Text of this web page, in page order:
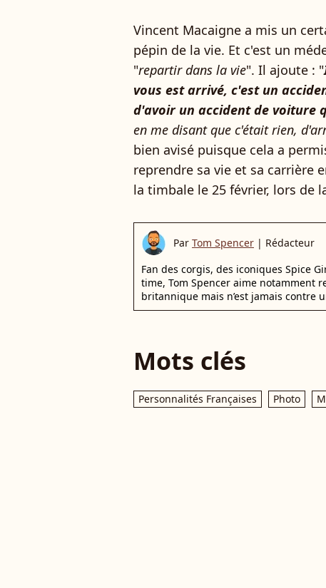
Vincent Macaigne a mis un
pépin de la vie. Et c'est un
"repartir dans la vie". Il ajoute : "
vous est arrivé, c'est un
d'avoir un accident de voiture
en me disant que c'était rien,
bien avisé puisque cela a
reprendre sa vie et sa carrière
la timbale le 25 février, lors de
Par Tom Spencer | Rédacteur
Fan des corgis, des iconiques Spice
time, Tom Spencer aime notamment
britannique mais n’est jamais contre
Mots clés
Personnalités Françaises Photo